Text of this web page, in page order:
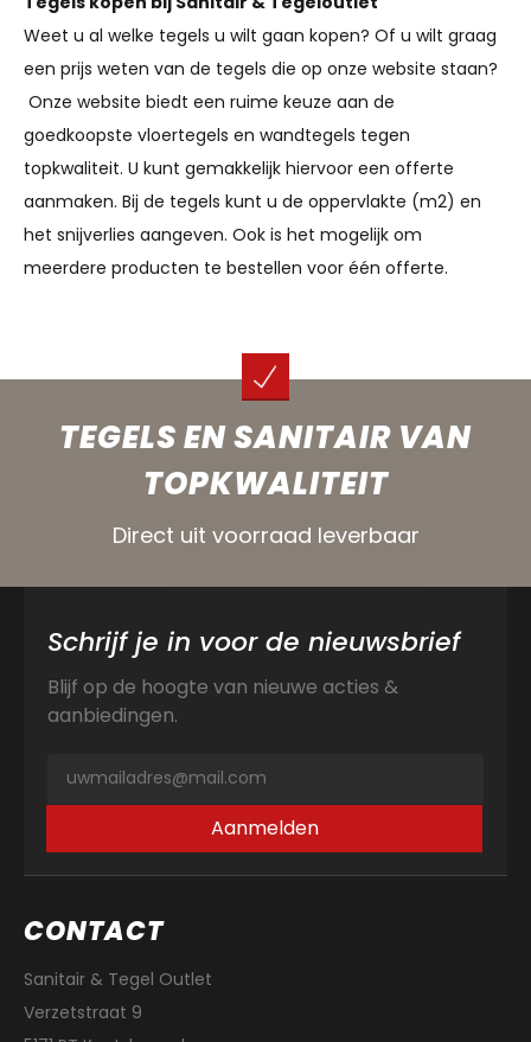
Weet u al welke tegels u wilt gaan kopen? Of u wilt graag
een prijs weten van de tegels die op onze website staan?
Onze website biedt een ruime keuze aan de
goedkoopste vloertegels en wandtegels tegen
topkwaliteit. U kunt gemakkelijk hiervoor een offerte
aanmaken. Bij de tegels kunt u de oppervlakte (m2) en
het snijverlies aangeven. Ook is het mogelijk om
meerdere producten te bestellen voor één offerte.
TEGELS EN SANITAIR VAN
TOPKWALITEIT
Direct uit voorraad leverbaar
Schrijf je in voor de nieuwsbrief
Blijf op de hoogte van nieuwe acties &
aanbiedingen.
Aanmelden
CONTACT
Sanitair & Tegel Outlet
Verzetstraat 9